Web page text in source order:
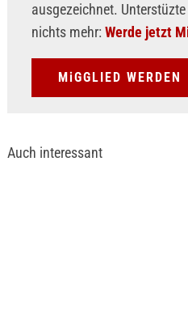
ausgezeichnet.
nichts mehr: Werde jetzt
MiGGLIED WERDEN
Auch interessant